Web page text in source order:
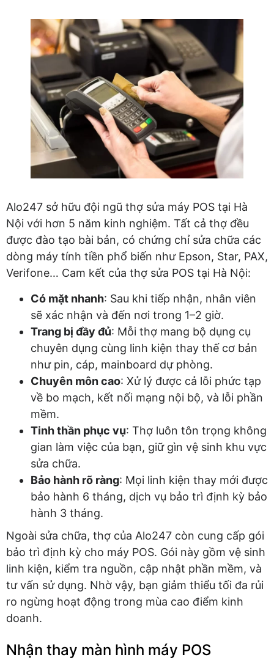
Alo247 sở hữu đội ngũ thợ sửa máy POS tại Hà
Nội với hơn 5 năm kinh nghiệm. Tất cả thợ đều
được đào tạo bài bản, có chứng chỉ sửa chữa các
dòng máy tính tiền phổ biến như Epson, Star, PAX,
Verifone… Cam kết của thợ sửa POS tại Hà Nội:
Có mặt nhanh: Sau khi tiếp nhận, nhân viên
sẽ xác nhận và đến nơi trong 1–2 giờ.
Trang bị đầy đủ: Mỗi thợ mang bộ dụng cụ
chuyên dụng cùng linh kiện thay thế cơ bản
như pin, cáp, mainboard dự phòng.
Chuyên môn cao: Xử lý được cả lỗi phức tạp
về bo mạch, kết nối mạng nội bộ, và lỗi phần
mềm.
Tinh thần phục vụ: Thợ luôn tôn trọng không
gian làm việc của bạn, giữ gìn vệ sinh khu vực
sửa chữa.
Bảo hành rõ ràng: Mọi linh kiện thay mới được
bảo hành 6 tháng, dịch vụ bảo trì định kỳ bảo
hành 3 tháng.
Ngoài sửa chữa, thợ của Alo247 còn cung cấp gói
bảo trì định kỳ cho máy POS. Gói này gồm vệ sinh
linh kiện, kiểm tra nguồn, cập nhật phần mềm, và
tư vấn sử dụng. Nhờ vậy, bạn giảm thiểu tối đa rủi
ro ngừng hoạt động trong mùa cao điểm kinh
doanh.
Nhận thay màn hình máy POS